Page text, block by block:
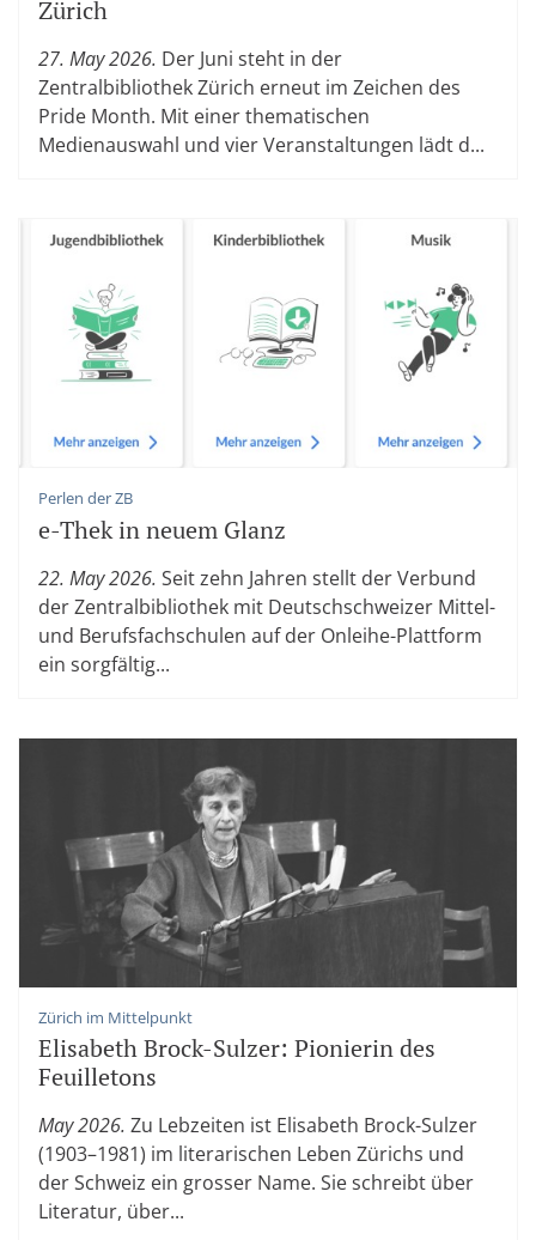
Zürich
27. May 2026. Der Juni steht in der
Zentralbibliothek Zürich erneut im Zeichen des
Pride Month. Mit einer thematischen
Medienauswahl und vier Veranstaltungen lädt d...
Perlen der ZB
e-Thek in neuem Glanz
22. May 2026. Seit zehn Jahren stellt der Verbund
der Zentralbibliothek mit Deutschschweizer Mittel-
und Berufsfachschulen auf der Onleihe-Plattform
ein sorgfältig...
Zürich im Mittelpunkt
Elisabeth Brock-Sulzer: Pionierin des
Feuilletons
May 2026. Zu Lebzeiten ist Elisabeth Brock-Sulzer
(1903–1981) im literarischen Leben Zürichs und
der Schweiz ein grosser Name. Sie schreibt über
Literatur, über...